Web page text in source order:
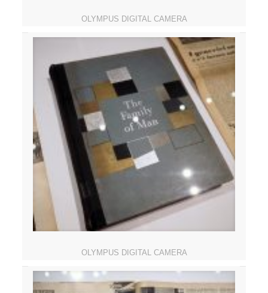
OLYMPUS DIGITAL CAMERA
OLYMPUS DIGITAL CAMERA